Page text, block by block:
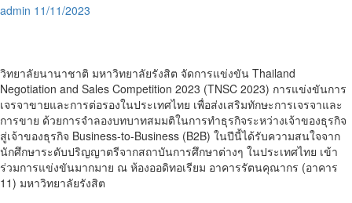
admin 11/11/2023
วิทยาลัยนานาชาติ มหาวิทยาลัยรังสิต จัดการแข่งขัน Thailand
Negotiation and Sales Competition 2023 (TNSC 2023) การแข่งขันการ
เจรจาขายและการต่อรองในประเทศไทย เพื่อส่งเสริมทักษะการเจรจาและ
การขาย ด้วยการจำลองบทบาทสมมติในการทำธุรกิจระหว่างเจ้าของธุรกิจ
สู่เจ้าของธุรกิจ Business-to-Business (B2B) ในปีนี้ได้รับความสนใจจาก
นักศึกษาระดับปริญญาตรีจากสถาบันการศึกษาต่างๆ ในประเทศไทย เข้า
ร่วมการแข่งขันมากมาย ณ ห้องออดิทอเรียม อาคารรัตนคุณากร (อาคาร
11) มหาวิทยาลัยรังสิต